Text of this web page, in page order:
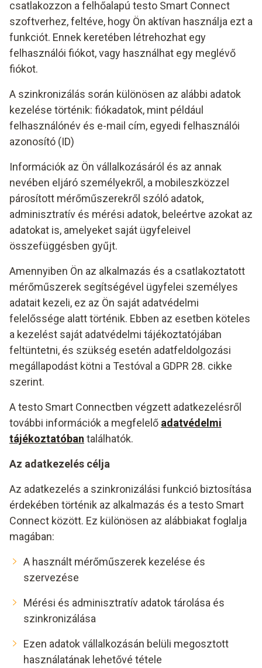
csatlakozzon a felhőalapú testo Smart Connect
szoftverhez, feltéve, hogy Ön aktívan használja ezt a
funkciót. Ennek keretében létrehozhat egy
felhasználói fiókot, vagy használhat egy meglévő
fiókot.
A szinkronizálás során különösen az alábbi adatok
kezelése történik: fiókadatok, mint például
felhasználónév és e-mail cím, egyedi felhasználói
azonosító (ID)
Információk az Ön vállalkozásáról és az annak
nevében eljáró személyekről, a mobileszközzel
párosított mérőműszerekről szóló adatok,
adminisztratív és mérési adatok, beleértve azokat az
adatokat is, amelyeket saját ügyfeleivel
összefüggésben gyűjt.
Amennyiben Ön az alkalmazás és a csatlakoztatott
mérőműszerek segítségével ügyfelei személyes
adatait kezeli, ez az Ön saját adatvédelmi
felelőssége alatt történik. Ebben az esetben köteles
a kezelést saját adatvédelmi tájékoztatójában
feltüntetni, és szükség esetén adatfeldolgozási
megállapodást kötni a Testóval a GDPR 28. cikke
szerint.
A testo Smart Connectben végzett adatkezelésről
további információk a megfelelő adatvédelmi
tájékoztatóban találhatók.
Az adatkezelés célja
Az adatkezelés a szinkronizálási funkció biztosítása
érdekében történik az alkalmazás és a testo Smart
Connect között. Ez különösen az alábbiakat foglalja
magában:
A használt mérőműszerek kezelése és
szervezése
Mérési és adminisztratív adatok tárolása és
szinkronizálása
Ezen adatok vállalkozásán belüli megosztott
használatának lehetővé tétele